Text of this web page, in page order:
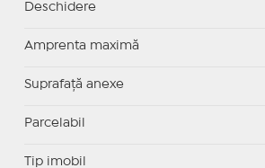
Deschidere
Amprenta maximă
Suprafață anexe
Parcelabil
Tip imobil